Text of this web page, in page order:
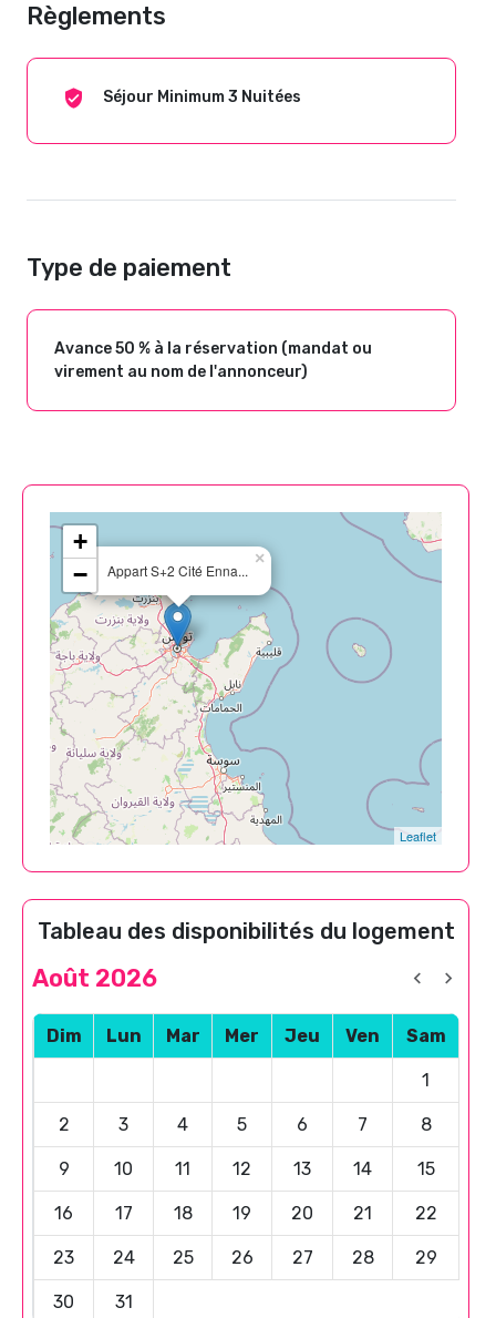
Règlements
Séjour Minimum 3 Nuitées
Type de paiement
Avance 50 % à la réservation (mandat ou
virement au nom de l'annonceur)
Appart S+2 Cité Enna...
×
+
−
Leaflet
Tableau des disponibilités du logement
Août 2026
Dim Lun Mar Mer Jeu Ven Sam
1
2 3 4 5 6 7 8
9 10 11 12 13 14 15
16 17 18 19 20 21 22
23 24 25 26 27 28 29
30 31